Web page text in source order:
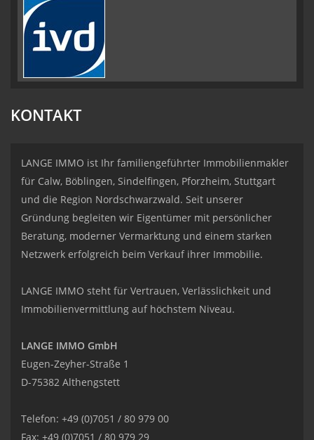
KONTAKT
LANGE IMMO ist Ihr familiengeführter Immobilienmakler
für Calw, Böblingen, Sindelfingen, Pforzheim, Stuttgart
und die Region Nordschwarzwald. Seit unserer
Gründung begleiten wir Eigentümer mit persönlicher
Beratung, moderner Vermarktung und einem starken
Netzwerk erfolgreich beim Verkauf ihrer Immobilie.
LANGE IMMO steht für Vertrauen, Verlässlichkeit und
Immobilienvermittlung auf höchstem Niveau.
LANGE IMMO GmbH
Eugen-Zeyher-Straße 1
D-75382 Althengstett
Telefon: +49 (0)7051 / 80 979 00
Fax: +49 (0)7051 / 80 979 29